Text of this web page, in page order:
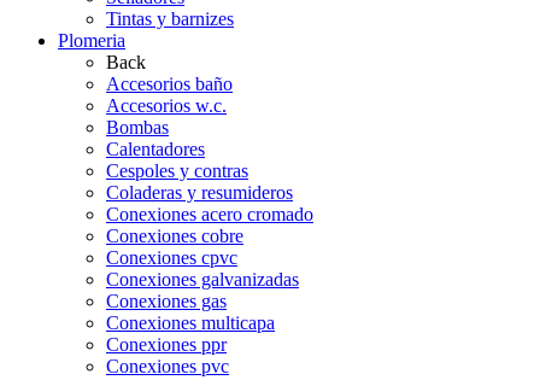
Tintas y barnizes
Plomeria
Back
Accesorios baño
Accesorios w.c.
Bombas
Calentadores
Cespoles y contras
Coladeras y resumideros
Conexiones acero cromado
Conexiones cobre
Conexiones cpvc
Conexiones galvanizadas
Conexiones gas
Conexiones multicapa
Conexiones ppr
Conexiones pvc